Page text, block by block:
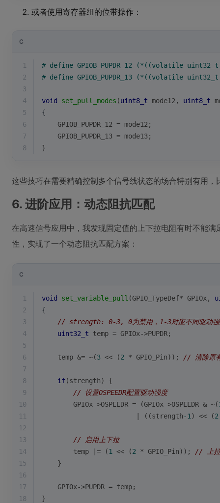
或者使用寄存器组的位带操作：
C
1 # define GPIOB_PUPDR_12 (*((volatile
2
# define GPIOB_PUPDR_13 (*((volatile
3
4
void set_pull_modes (uint8_t mode12, uint8_t
5
{
6
    GPIOB_PUPDR_12 = mode12;
7
    GPIOB_PUPDR_13 = mode13;
8
}
这些技巧在需要精确控制多个信号线状态的场合特别有用
6. 进阶应用：动态阻抗匹配
在高速信号应用中，我发现固定值的上下拉电阻有时不能
性，实现了一个动态阻抗匹配方案：
C
1 void set_variable_pull (GPIO_TypeDef* GPIOx,
2
{
3
// strength: 0-3, 0为禁用，1-3对应不同驱动强
4
uint32_t temp = GPIOx->PUPDR;
5
6
    temp &= ~(
3 << (2 * GPIO_Pin)); // 清除原
7
8
if(strength) {
9
// 设置OSPEEDR配置驱动强度
10
        GPIOx->OSPEEDR = (GPIOx->OSPEEDR & ~(
11
                        | ((strength
-1 ) << (2
12
13
// 启用上下拉
14
        temp |= (
1 << (2 * GPIO_Pin)); // 上拉
15
    }
16
17
    GPIOx->PUPDR = temp;
18
}